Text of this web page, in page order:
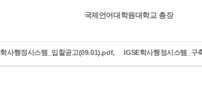
국제언어대학원대학교 총장
사행정시스템_입찰공고(09.01).pdf, IGSE학사행정시스템_구